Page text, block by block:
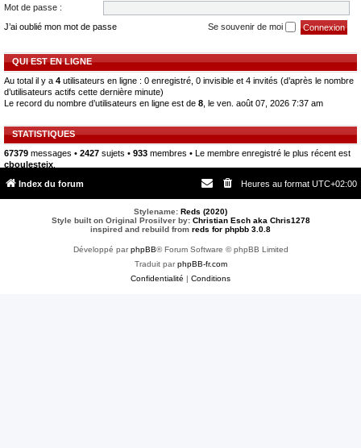
Mot de passe :
J’ai oublié mon mot de passe
Se souvenir de moi
QUI EST EN LIGNE
Au total il y a 4 utilisateurs en ligne : 0 enregistré, 0 invisible et 4 invités (d’après le nombre
d’utilisateurs actifs cette dernière minute)
Le record du nombre d’utilisateurs en ligne est de 8 , le ven. août 07, 2026 7:37 am
STATISTIQUES
67379 messages • 2427 sujets • 933 membres • Le membre enregistré le plus récent est
cboulesteix
Index du forum
Heures au format UTC+02:00
Stylename: Reds (2020)
Style built on Original Prosilver by: Christian Esch aka Chris1278
inspired and rebuild from reds for phpbb 3.0.8
Développé parphpBB® Forum Software © phpBB Limited
Traduit parphpBB-fr.com
Confidentialité | Conditions